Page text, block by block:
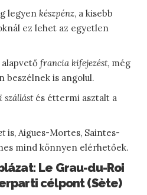
legyen készpénz, a kisebb
ez lehet az egyetlen
francia kifejezést, még
beszélnek is angolul.
szállástés éttermi asztalt a
is, Aigues-Mortes, Saintes-
mind könnyen elérhetőek.
Le Grau-du-Roi
célpont (Sète)